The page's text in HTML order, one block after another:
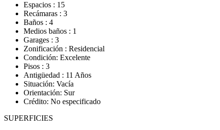
Espacios : 15
Recámaras : 3
Baños : 4
Medios baños : 1
Garages : 3
Zonificación : Residencial
Condición: Excelente
Pisos : 3
Antigüedad : 11 Años
Situación: Vacía
Orientación: Sur
Crédito: No especificado
SUPERFICIES